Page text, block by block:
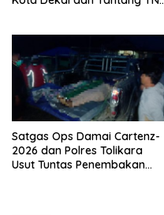
Satgas Ops Damai Cartenz-
2026 dan Polres Tolikara
Usut Tuntas Penembakan